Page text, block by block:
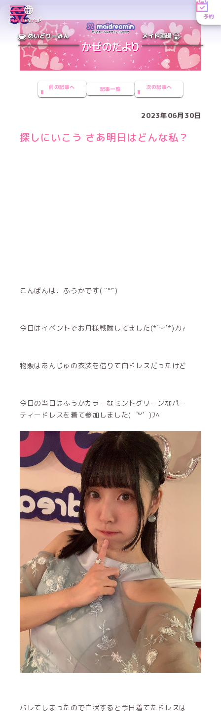
MENUEN／JP
予約
めいどりーみん メイド酒場
前の記事へ 記事一覧 次の記事へ
2023年06月30日
探しにいこう さあ明日はどんな私？
こんばんは、ふうかです( ˘꒳˘)
今日はイベントでお月様戦隊してました(*´︶`*)ﾉﾜｧ
物販はあんじゅの衣装を借りて白ドレスだったけど
今日の当日はふうかカラーなミントグリーンなパー
ティードレスを着て参加しました( ´꒳​` )ﾌﾍ
バレてしまったので白状すると今日着てたドレスは